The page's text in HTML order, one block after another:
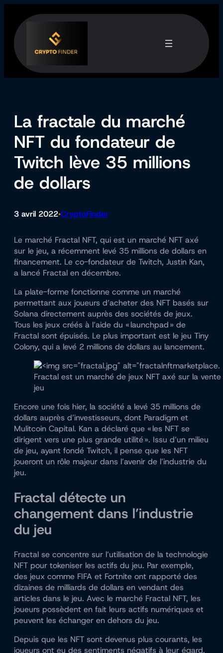
contenu
La fractale du marché
NFT du fondateur de
Twitch lève 35 millions
de dollars
3 avril 2022•CryptoFinder
Le marché Fractal NFT, qui est un marché NFT axé
sur le jeu, a récemment levé 35 millions de dollars en
financement. Le co-fondateur de Twitch, Justin Kan,
a lancé Fractal en décembre.
La plate-forme fonctionne comme un marché
permettant aux joueurs d’acheter des NFT basés sur
Solana directement auprès des sociétés de jeux.
Tous les jeux créés à l’aide du « launchpad » de
Fractal sont épuisés. Le plus important est le jeu Tiny
Colony, qui a levé 2 millions de dollars au lancement.
Fractal est un marché de jeux NFT axé sur la
jeu
Encore une fois hier, la société a levé 35 millions de
dollars auprès d’investisseurs, dont Paradigm et
Mulitcoin Capital. Kan a déclaré que « les NFT se
dirigent vers une plus grande utilité ». Issu d’un milieu
de jeu, ayant fondé Twitch, il pense que les NFT
joueront un rôle majeur dans l’avenir de l’industrie du
jeu.
Fractal détecte un
changement dans l’industrie
du jeu
Fractal se concentre sur l’utilisation de la technologie
NFT pour tokeniser les actifs du jeu. Par exemple,
des jeux comme FIFA et Fortnite ont rapporté des
dizaines de milliards de dollars en vendant des
articles dans le jeu. Avec le marché Fractal NFT, les
joueurs possèdent en fait leurs actifs numériques et
peuvent les échanger en dehors du jeu.
Depuis que les NFT sont devenus plus courants, les
joueurs ont eu des sentiments négatifs à leur égard.